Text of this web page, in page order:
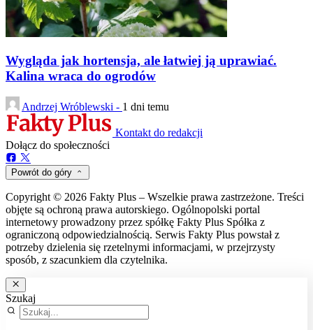
Wygląda jak hortensja, ale łatwiej ją uprawiać.
Kalina wraca do ogrodów
Andrzej Wróblewski - 1 dni temu
Kontakt do redakcji
Dołącz do społeczności
Powrót do góry
Copyright © 2026 Fakty Plus – Wszelkie prawa zastrzeżone. Treści
objęte są ochroną prawa autorskiego. Ogólnopolski portal
internetowy prowadzony przez spółkę Fakty Plus Spółka z
ograniczoną odpowiedzialnością. Serwis Fakty Plus powstał z
potrzeby dzielenia się rzetelnymi informacjami, w przejrzysty
sposób, z szacunkiem dla czytelnika.
Szukaj